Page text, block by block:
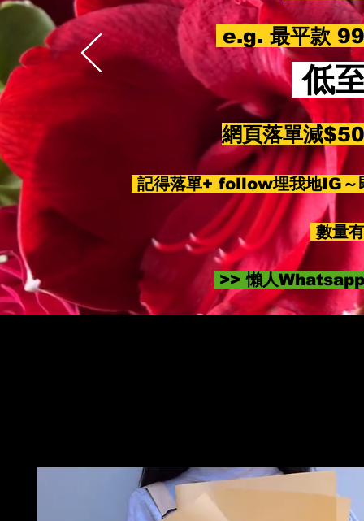
e.g. 最平款
低
網頁落單減
記得落單+ follow埋我地IG～
數量
>> 懶人